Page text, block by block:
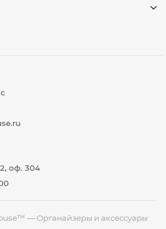
оф. 304
— Органайзеры и аксессуары